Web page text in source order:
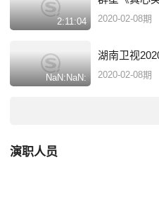
2:11:04 2020-02-08期
NaN:NaN:
湖南卫视
2020-02-08期
演职人员